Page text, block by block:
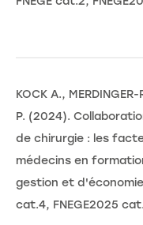
KOCK A., MERDINGER-
P. (2024).
de chirurgie : les
médecins en
gestion et
cat.4, FNEGE2025